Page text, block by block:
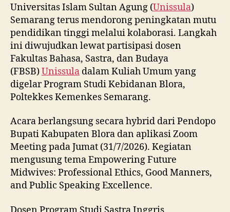
Universitas Islam Sultan Agung (Unissula)
Semarang terus mendorong peningkatan mutu
pendidikan tinggi melalui kolaborasi. Langkah
ini diwujudkan lewat partisipasi dosen
Fakultas Bahasa, Sastra, dan Budaya
(FBSB)Unissula dalam Kuliah Umum yang
digelar Program Studi Kebidanan Blora,
Poltekkes Kemenkes Semarang.
Acara berlangsung secara hybrid dari Pendopo
Bupati Kabupaten Blora dan aplikasi Zoom
Meeting pada Jumat (31/7/2026). Kegiatan
mengusung tema Empowering Future
Midwives: Professional Ethics, Good Manners,
and Public Speaking Excellence.